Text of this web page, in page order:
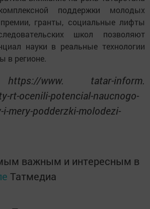
поддержки молодых
гранты, социальные лифты
школ позволяют
науки в реальные технологии
в регионе.
www. tatar-inform.
rt-ocenili-potencial-naucnogo-
mery-podderzki-molodezi-
важным и интересным в
Татмедиа